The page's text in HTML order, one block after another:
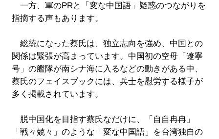
一方、軍のPRと「変な中国語」疑惑のつながりを
指摘する声もあります。
総統になった蔡氏は、独立志向を強め、中国との
関係は緊張が高まっています。中国初の空母「遼寧
号」の艦隊が南シナ海に入るなどの動きがある中、
蔡氏のフェイスブックには、兵士を慰労する様子が
多く掲載されています。
脱中国化を目指す蔡氏なだけに、「自自冉冉」
「戦々兢々」のような「変な中国語」を台湾独自の